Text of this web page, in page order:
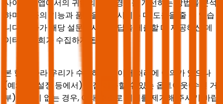
사이트와 앱에서의 귀하의 이용 경험을 개선하는 방법을 분석
하며, 제품의 기능과 품질을 향상시키는 데 도움을 줄 수 있습
니다. 귀하가 해당 설문조사에 응답을 제출할 때 제공하신 데
이터를 저희가 수집하게 됩니다.
본 항에 따라 우리가 수행하는 데이터 처리에 이의가 있으나
(예: 계정 설정 등에서) 직접 이용할 수 있는 옵트아웃(수신 거
부) 수단이 없는 경우, 아래 주소로 이의를 제기해 주시기 바랍